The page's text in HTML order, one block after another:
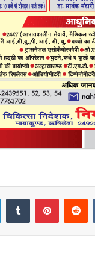
LinkedInTumblr Pinterest